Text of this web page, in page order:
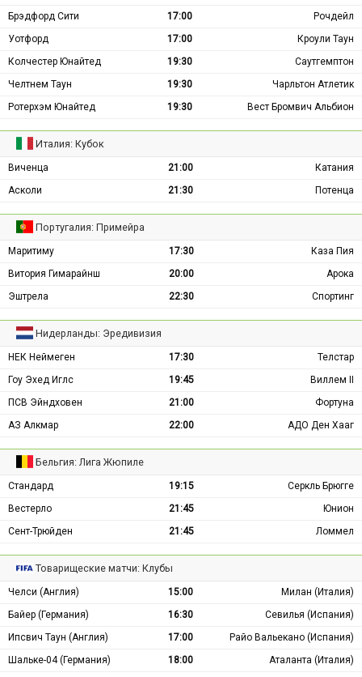
Брэдфорд Сити
17:00
Рочдейл
Уотфорд
17:00
Кроули Таун
Колчестер Юнайтед
19:30
Саутгемптон
Челтнем Таун
19:30
Чарльтон Атлетик
Ротерхэм Юнайтед
19:30 Вест Бромвич Альбион
Италия: Кубок
Виченца 21:00
Катания
Асколи
21:30 Потенца
Португалия: Примейра
Маритиму 17:30
Каза Пия
Витория Гимарайнш
20:00
Арока
Эштрела
22:30 Спортинг
Нидерланды: Эредивизия
НЕК Неймеген 17:30
Телстар
Гоу Эхед Иглс
19:45
Виллем II
ПСВ Эйндховен
21:00
Фортуна
АЗ Алкмар
22:00 АДО Ден Хааг
Бельгия: Лига Жюпиле
Стандард 19:15
Серкль Брюгге
Вестерло
21:45
Юнион
Сент-Трюйден
21:45 Ломмел
Товарищеские матчи: Клубы
Челси (Англия) 15:00
Милан (Италия)
Байер (Германия)
16:30
Севилья (Испания)
Ипсвич Таун (Англия)
17:00
Райо Вальекано (Испания)
Шальке-04 (Германия)
18:00
Аталанта (Италия)